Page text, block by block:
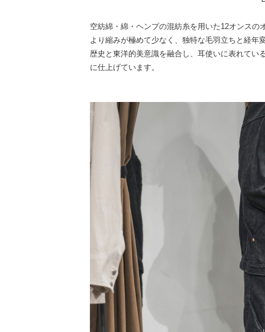
空紡綿・綿・ヘンプの混紡糸を用いた12オンス
より縮みが極めて少なく、独特な毛羽立ちと経年
歴史と東洋的美意識を融合し、耳使いに表れてい
に仕上げています。